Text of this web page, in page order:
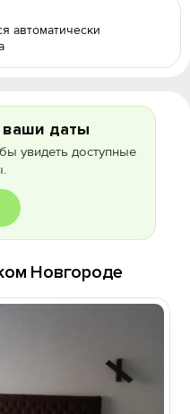
автоматически
ваши даты
увидеть доступные
Новгороде